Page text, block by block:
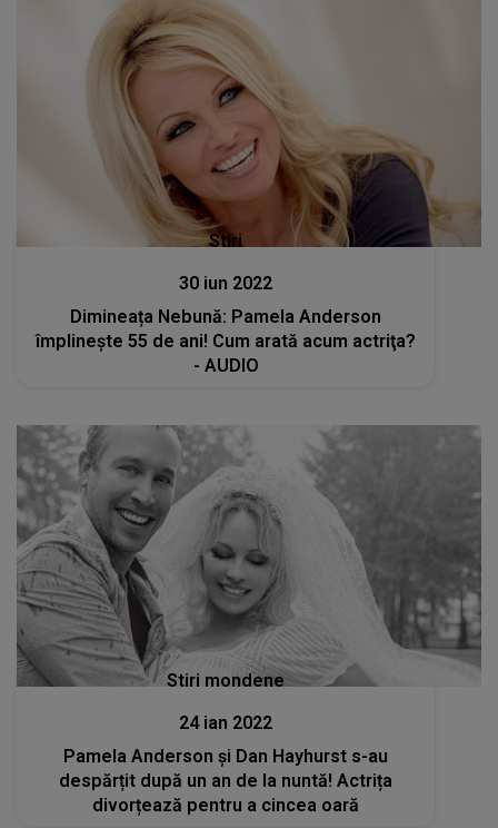
Stiri
30 iun 2022
Dimineața Nebună: Pamela Anderson
împlineşte 55 de ani! Cum arată acum actriţa?
- AUDIO
Stiri mondene
24 ian 2022
Pamela Anderson și Dan Hayhurst s-au
despărțit după un an de la nuntă! Actrița
divorțează pentru a cincea oară